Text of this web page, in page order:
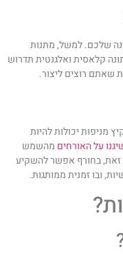
שלכם. למשל, מתנות
קלאסית ואלגנטית תדרוש
רוצים ליצור.
יכולות להיות
על האורחיםמהשמש
בחורף אפשר להשקיע
ובו זמנית ממותגות.